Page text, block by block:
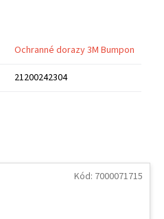
Kód: 7000071715
Ochranné dorazy 3M Bumpon
21200242304